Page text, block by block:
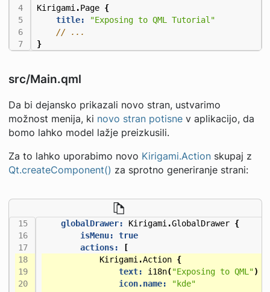
Kirigami .Page {
title:
"Exposing to QML Tutorial"
}
src/Main.qml
Da bi dejansko prikazali novo stran, ustvarimo
možnost menija, ki novo stran potisnev aplikacijo, da
bomo lahko model lažje preizkusili.
Za to lahko uporabimo novo Kirigami.Actionskupaj z
Qt.createComponent() za sprotno generiranje strani:
globalDrawer: Kirigami .GlobalDrawer {
isMenu:
true
actions:
[
Kirigami .Action {
text:
i18n("Exposing to QML")
icon.name:
"kde"